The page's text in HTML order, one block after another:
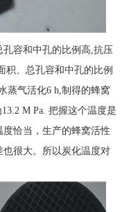
容和中孔的比例高,抗压
积、总孔容和中孔的比例
蒸气活化6 h,制得的蜂窝
M Pa. 把握这个温度是
恰当，生产的蜂窝活性
很大。所以炭化温度对